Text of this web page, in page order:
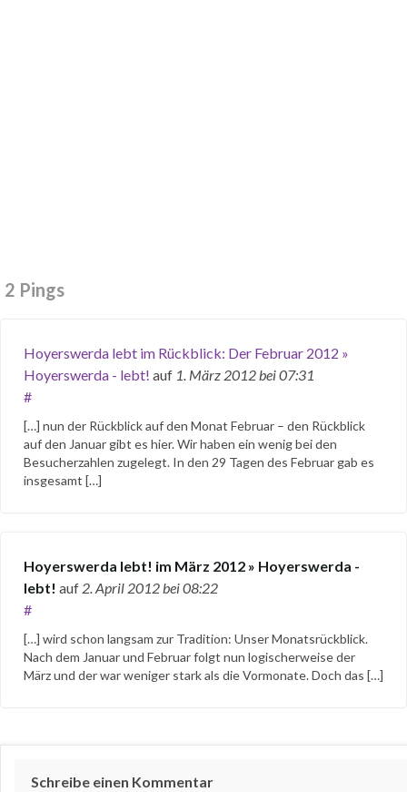
2 Pings
Hoyerswerda lebt im Rückblick: Der Februar 2012 »
Hoyerswerda - lebt! auf 1. März 2012bei 07:31
#
[…] nun der Rückblick auf den Monat Februar – den Rückblick
auf den Januar gibt es hier. Wir haben ein wenig bei den
Besucherzahlen zugelegt. In den 29 Tagen des Februar gab es
insgesamt […]
Hoyerswerda lebt! im März 2012 » Hoyerswerda -
lebt! auf 2. April 2012bei 08:22
#
[…] wird schon langsam zur Tradition: Unser Monatsrückblick.
Nach dem Januar und Februar folgt nun logischerweise der
März und der war weniger stark als die Vormonate. Doch das […]
Schreibe einen Kommentar